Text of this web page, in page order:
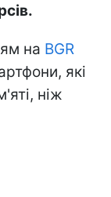
на BGR
які
ніж